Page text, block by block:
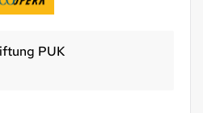
PUK